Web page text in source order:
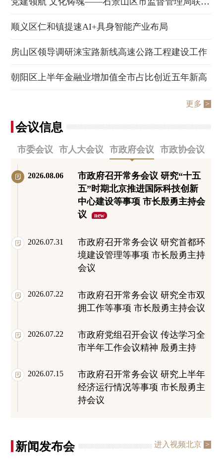
顺义区仁和镇提速AI+具身智能产业布局
房山区领导调研涞宝路新线高速公路工程建设工作
朝阳区上半年金融业增加值全市占比创近五年新高
更多 >
会议信息
市委会议 市人大会议 市政府会议 市政协会议
2026.08.06
市政府召开常务会议 研究“十五
五”时期北京推进国际科技创新
中心建设等事项 市长殷勇主持会
议
new
2026.07.31
市政府召开常务会议 研究首都环
境建设管理等事项 市长殷勇主持
会议
2026.07.22
市政府召开常务会议 研究全市双
拥工作等事项 市长殷勇主持会议
2026.07.22
市政府党组召开会议 传达学习全
市半年工作会议精神 殷勇主持
2026.07.15
市政府召开常务会议 研究上半年
经济运行情况等事项 市长殷勇主
持会议
点行业领域“打非治违”工作方案
新闻发布会 进入视频北京 >